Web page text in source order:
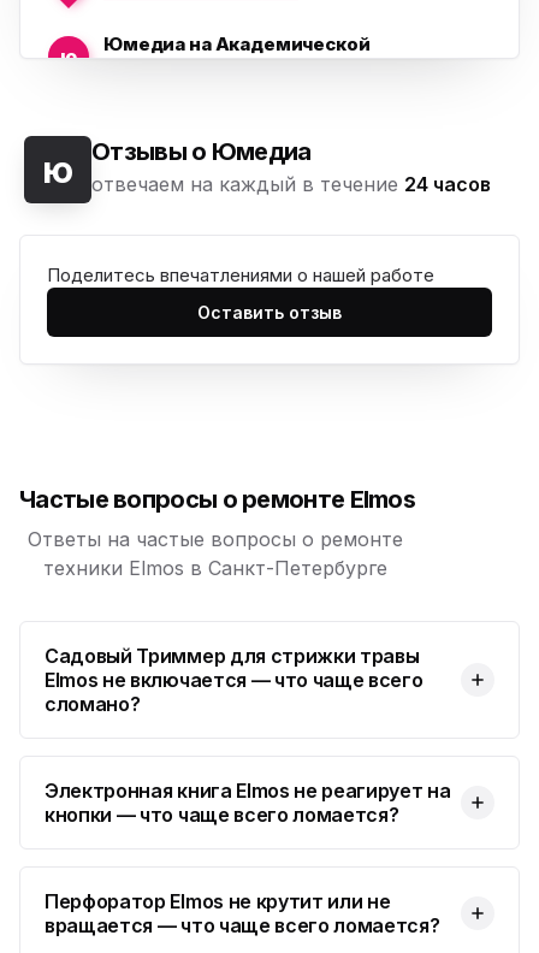
ю
Юмедиа на Академической
ю Морская набережная, 35
ю
Юмедиа на Наставников
ю
Юмедиа на Дыбенко
Юмедиа на Международной
Юмедиа в Купчино
ю
Юмедиа Сервис в Колпино
ул. Тверская 60, Колпино
ю Отзывы о Юмедиа
отвечаем на каждый в течение 24 часов
Поделитесь впечатлениями о нашей работе
Оставить отзыв
Частые вопросы о ремонте Elmos
Ответы на частые вопросы о ремонте
техники Elmos в Санкт-Петербурге
Садовый Триммер для стрижки травы
Elmos не включается — что чаще всего
сломано?
Электронная книга Elmos не реагирует на
кнопки — что чаще всего ломается?
Перфоратор Elmos не крутит или не
вращается — что чаще всего ломается?